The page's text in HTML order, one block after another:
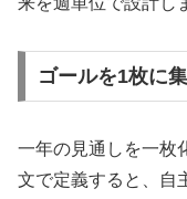
ゴールを1枚に
一年の見通しを一枚
文で定義すると、自